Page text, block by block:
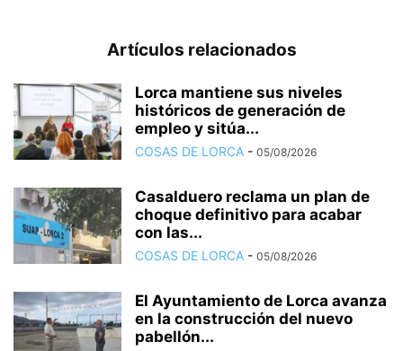
Artículos relacionados
Lorca mantiene sus niveles
históricos de generación de
empleo y sitúa...
COSAS DE LORCA - 05/08/2026
Casalduero reclama un plan de
choque definitivo para acabar
con las...
COSAS DE LORCA - 05/08/2026
El Ayuntamiento de Lorca avanza
en la construcción del nuevo
pabellón...